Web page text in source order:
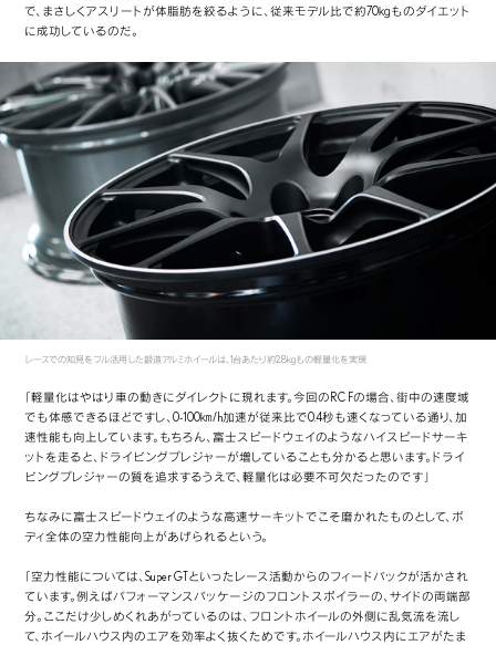
で、まさしくアスリートが体脂肪を絞るように、従来モデル比で約70㎏ものダイエット
に成功しているのだ。
レースでの知見をフル活用した鍛造アルミホイールは、1台あたり約2.8㎏もの軽量化を実現
「軽量化はやはり車の動きにダイレクトに現れます。今回のRC Fの場合、街中の速度域
でも体感できるほどですし、0-100㎞/h加速が従来比で0.4秒も速くなっている通り、加
速性能も向上しています。もちろん、富士スピードウェイのようなハイスピードサーキ
ットを走ると、ドライビングプレジャーが増していることも分かると思います。ドライ
ビングプレジャーの質を追求するうえで、軽量化は必要不可欠だったのです」
ちなみに富士スピードウェイのような高速サーキットでこそ磨かれたものとして、ボ
ディ全体の空力性能向上があげられるという。
「空力性能については、Super GTといったレース活動からのフィードバックが活かされ
ています。例えばパフォーマンスパッケージのフロントスポイラーの、サイドの両端部
分。ここだけ少しめくれあがっているのは、フロントホイールの外側に乱気流を流し
て、ホイールハウス内のエアを効率よく抜くためです。ホイールハウス内にエアがたま